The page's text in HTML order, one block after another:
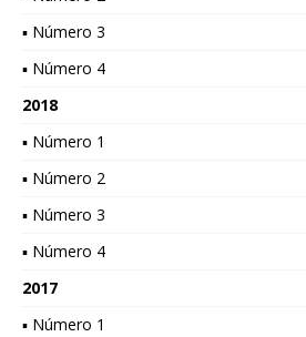
▪ Número 3
▪ Número 4
2018
▪ Número 1
▪ Número 2
▪ Número 3
▪ Número 4
2017
▪ Número 1